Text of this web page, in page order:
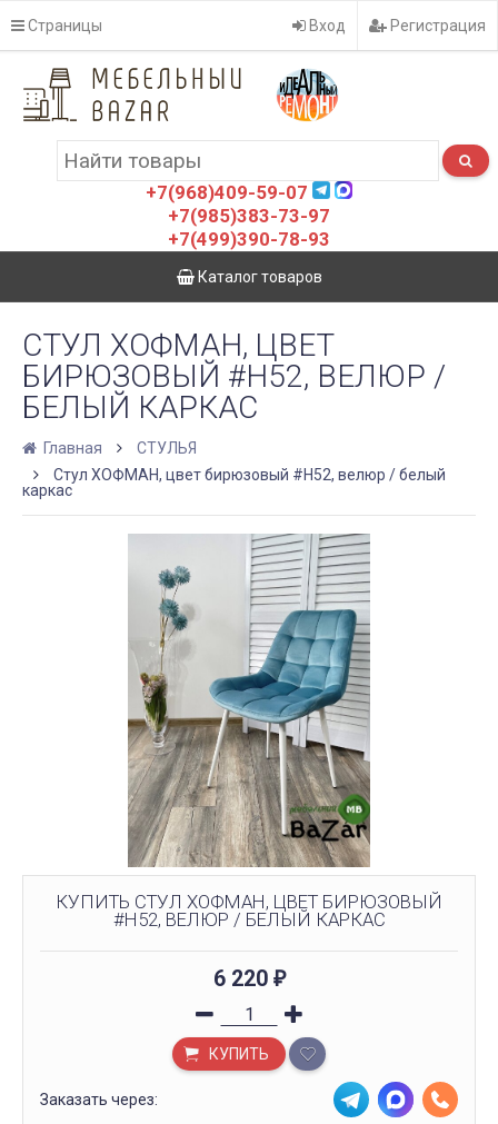
Страницы Вход Регистрация
+7(968)409-59-07
+7(985)383-73-97
+7(499)390-78-93
Каталог товаров
СТУЛ ХОФМАН, ЦВЕТ
БИРЮЗОВЫЙ #H52, ВЕЛЮР /
БЕЛЫЙ КАРКАС
Главная
СТУЛЬЯ
Стул ХОФМАН, цвет бирюзовый #H52, велюр / белый
каркас
КУПИТЬ СТУЛ ХОФМАН, ЦВЕТ БИРЮЗОВЫЙ
#H52, ВЕЛЮР / БЕЛЫЙ КАРКАС
6 220 ₽
КУПИТЬ
Заказать через: